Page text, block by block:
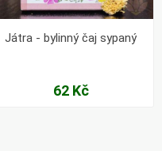
Játra - bylinný čaj sypaný
62 Kč